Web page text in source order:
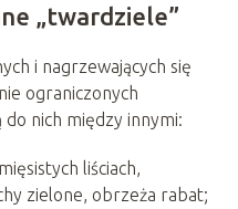
„twardziele”
i nagrzewających się
ograniczonych
do nich między innymi:
liściach,
zielone, obrzeża rabat;